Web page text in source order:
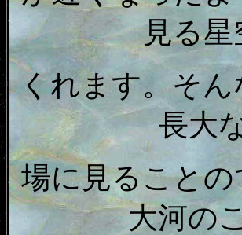
見る星
くれます。そ
長大
場に見ること
大河の